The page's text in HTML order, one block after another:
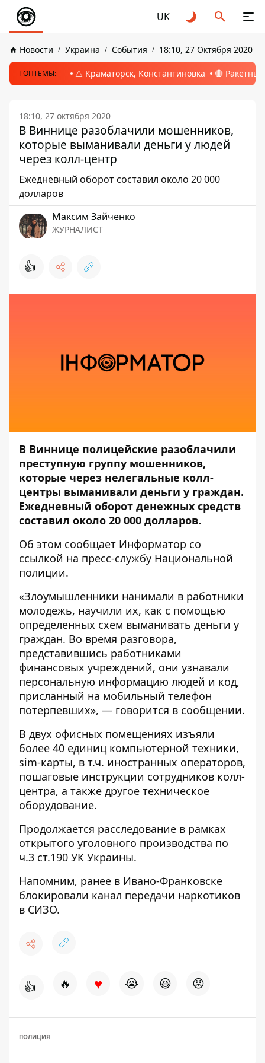
UK
Новости Украина События 18:10, 27 Октября 2020
ТОПТЕМЫ: ⚠️ Краматорск, Константиновка 🔴
18:10, 27 октября 2020
В Виннице разоблачили мошенников,
которые выманивали деньги у людей
через колл-центр
Ежедневный оборот составил около 20 000
долларов
Максим Зайченко
ЖУРНАЛИСТ
👍
В Виннице полицейские разоблачили
преступную группу мошенников,
которые через нелегальные колл-
центры выманивали деньги у граждан.
Ежедневный оборот денежных средств
составил около 20 000 долларов.
Об этом сообщает Информатор со
ссылкой на пресс-службу Национальной
полиции.
«Злоумышленники нанимали в работники
молодежь, научили их, как с помощью
определенных схем выманивать деньги у
граждан. Во время разговора,
представившись работниками
финансовых учреждений, они узнавали
персональную информацию людей и код,
присланный на мобильный телефон
потерпевших», — говорится в сообщении.
В двух офисных помещениях изъяли
более 40 единиц компьютерной техники,
sim-карты, в т.ч. иностранных операторов,
пошаговые инструкции сотрудников колл-
центра, а также другое техническое
оборудование.
Продолжается расследование в рамках
открытого уголовного производства по
ч.3 ст.190 УК Украины.
Напомним, ранее в Ивано-Франковске
блокировали канал передачи наркотиков
в СИЗО.
👍 🔥 ♥ 😭 😆 😡
ПОЛИЦИЯ